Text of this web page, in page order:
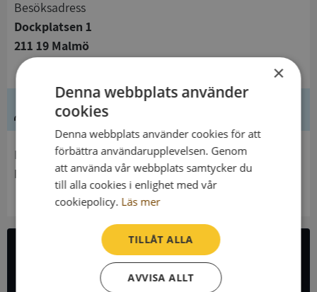
Besöksadress
Dockplatsen 1
211 19 Malmö
Ledning
Innehavare
Myndigheten för tillgängliga medier
All företagsdata i API
×
Denna webbplats använder
cookies
Denna webbplats använder cookies för att
förbättra användarupplevelsen. Genom
att använda vår webbplats samtycker du
till alla cookies i enlighet med vår
cookiepolicy. Läs mer
TILLÅT ALLA
AVVISA ALLT